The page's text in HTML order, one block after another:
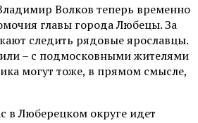
Волков теперь временно
главы города Любецы. За
следить рядовые ярославцы.
– с подмосковными жителями
могут тоже, в прямом смысле,
в Люберецком округе идет